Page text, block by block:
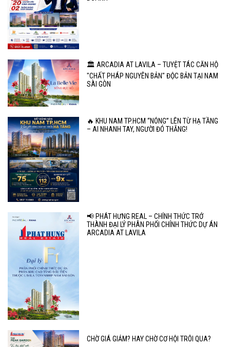
🏛️ ARCADIA AT LAVILA – TUYỆT TÁC CĂN HỘ
"CHẤT PHÁP NGUYÊN BẢN" ĐỘC BẢN TẠI NAM
SÀI GÒN
🔥 KHU NAM TP.HCM “NÓNG” LÊN TỪ HẠ TẦNG
– AI NHANH TAY, NGƯỜI ĐÓ THẮNG!
📢 PHÁT HƯNG REAL – CHÍNH THỨC TRỞ
THÀNH ĐẠI LÝ PHÂN PHỐI CHÍNH THỨC DỰ ÁN
ARCADIA AT LAVILA
CHỜ GIÁ GIẢM? HAY CHỜ CƠ HỘI TRÔI QUA?